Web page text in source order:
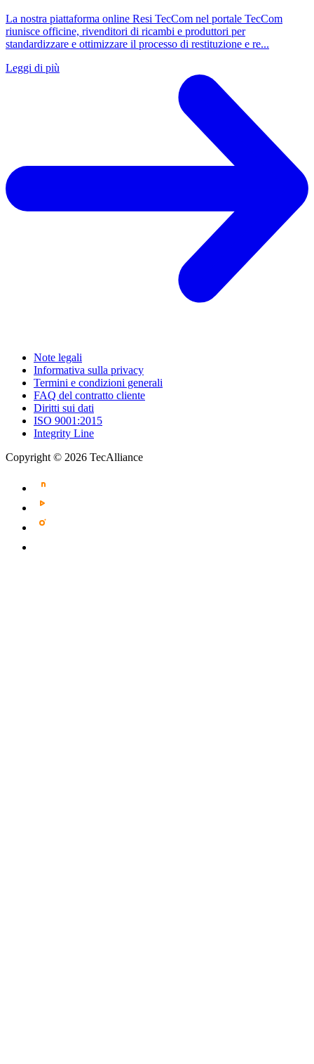
La nostra piattaforma online Resi TecCom nel portale TecCom
riunisce officine, rivenditori di ricambi e produttori per
standardizzare e ottimizzare il processo di restituzione e re...
Leggi di più
Note legali
Informativa sulla privacy
Termini e condizioni generali
FAQ del contratto cliente
Diritti sui dati
ISO 9001:2015
Integrity Line
Copyright © 2026 TecAlliance